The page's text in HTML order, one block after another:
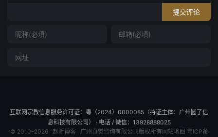
提交评论
互联网宗教信息服务许可证：粤（2024）0000085（持证主体：广州圆了信
息科技有限公司） · 电话 / 微信：13928888025
© 2010-2026 赵昕博客 广州直觉咨询有限公司版权所有 网站地图 粤ICP备